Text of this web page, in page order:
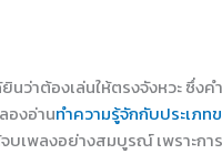
ยินว่าต้องเล่นให้ตรงจังหวะ
องอ่านทำความรู้จักกับประเภท
เพลงอย่างสมบูรณ์ เพราะกา